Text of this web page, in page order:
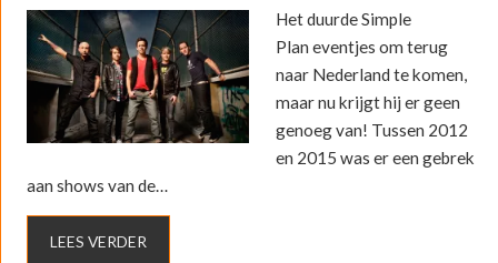
Het duurde Simple
Plan eventjes om terug
naar Nederland te komen,
maar nu krijgt hij er geen
genoeg van! Tussen 2012
en 2015 was er een gebrek
aan shows van de…
LEES VERDER